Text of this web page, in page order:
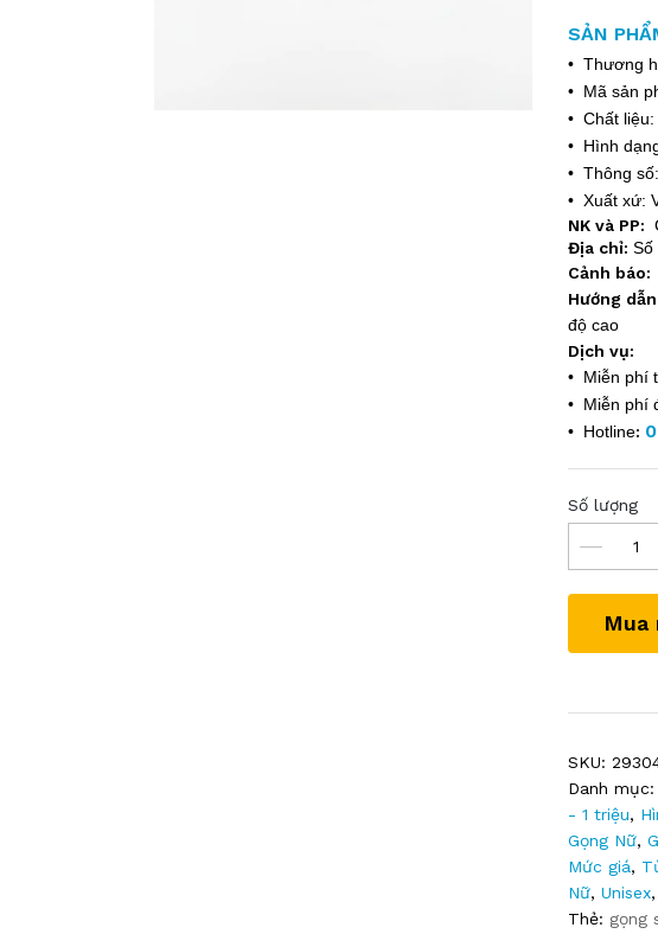
SẢN
• Thương
• Mã sản
• Chất liệu:
• Hình
• Thông
• Xuất xứ:
NK và PP:
Địa chỉ: Số
Cảnh báo:
Hướng
độ cao
Dịch vụ:
• Miễn phí
• Miễn phí
• Hotline:
Số lượng
Mua
SKU:
Danh mục:
- 1 triệu,
Gọng Nữ,
Mức giá,
Nữ, Unisex,
Thẻ: gọng